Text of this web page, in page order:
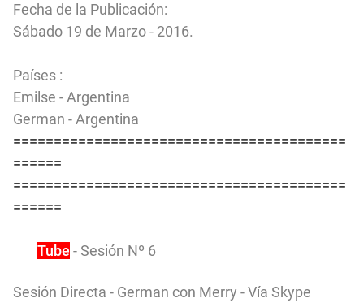
Fecha de la Publicación:
Sábado 19 de Marzo - 2016.
Países :
Emilse - Argentina
German - Argentina
=========================================
======
=========================================
======
Tube - Sesión Nº 6
Sesión Directa - German con Merry - Vía Skype